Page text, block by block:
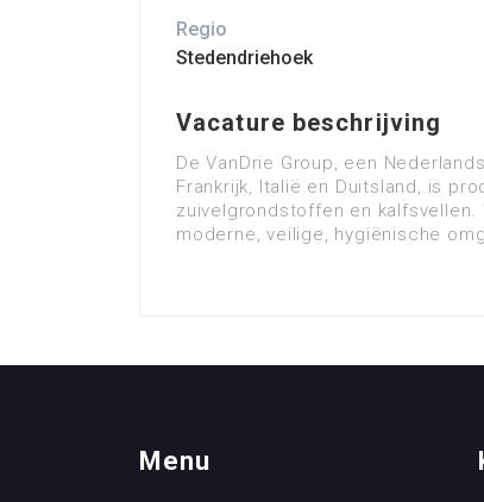
Regio
Stedendriehoek
Vacature beschrijving
De VanDrie Group, een
Frankrijk, Italië en Duitsland, is
zuivelgrondstoffen en
moderne, veilige, hygiënische
Menu